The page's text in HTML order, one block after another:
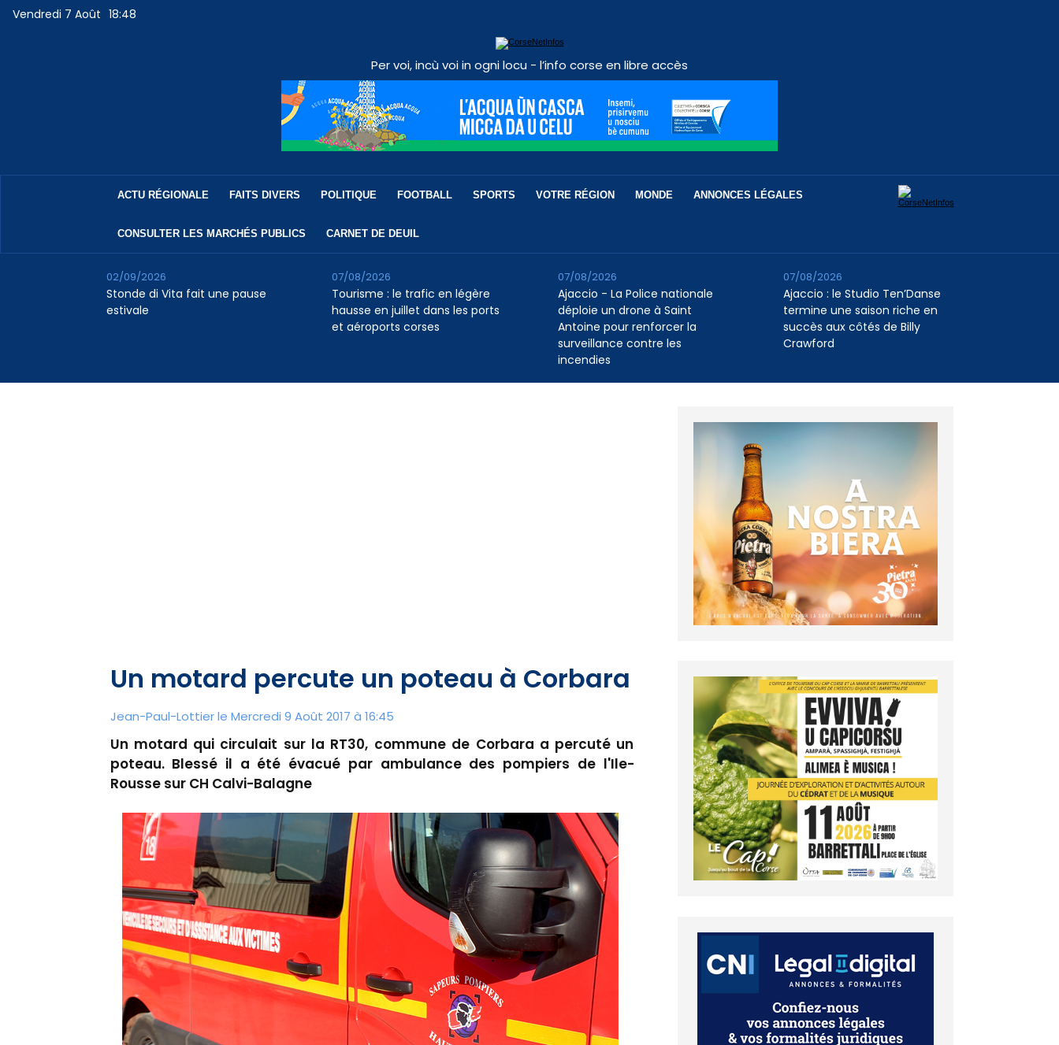
Vendredi 7 Août 18:48
Per voi, incù voi in ogni locu - l’info corse en libre accès
ACTU RÉGIONALE FAITS DIVERS POLITIQUE FOOTBALL SPORTS VOTRE RÉGION MONDE ANNONCES LÉGALES
CONSULTER LES MARCHÉS PUBLICS CARNET DE DEUIL
Stonde di Vita fait une pause
estivale
02/09/2026
Tourisme : le trafic en légère
hausse en juillet dans les ports
et aéroports corses
07/08/2026
Ajaccio - La Police nationale
déploie un drone à Saint
Antoine pour renforcer la
surveillance contre les
incendies
07/08/2026
Ajaccio : le Studio Ten’Danse
termine une saison riche en
succès aux côtés de Billy
Crawford
07/08/2026
Un motard percute un poteau à Corbara
Jean-Paul-Lottier le Mercredi 9 Août 2017 à 16:45
Un motard qui circulait sur la RT30, commune de Corbara a percuté un
poteau. Blessé il a été évacué par ambulance des pompiers de l'Ile-
Rousse sur CH Calvi-Balagne